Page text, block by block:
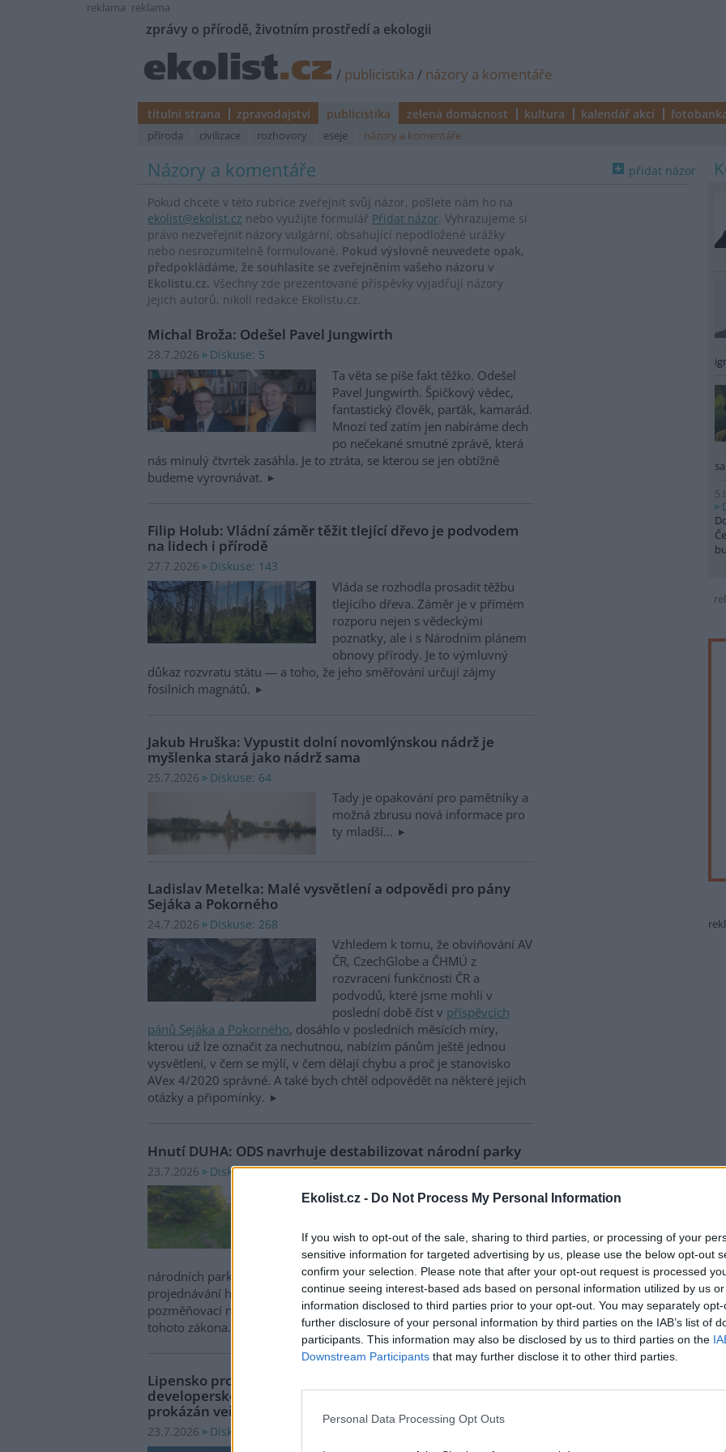
Ekolist.cz - Do Not Process My Personal Information
If you wish to opt-out of the sale, sharing to third parties, or processing of your
sensitive information for targeted advertising by us, please use the below opt-out
confirm your selection. Please note that after your opt-out request is processed
continue seeing interest-based ads based on personal information utilized by us
information disclosed to third parties prior to your opt-out. You may separately
further disclosure of your personal information by third parties on the IAB’s list of
participants. This information may also be disclosed by us to third parties on the
Downstream Participants that may further disclose it to other third parties.
Personal Data Processing Opt Outs
reklama reklama
zprávy o přírodě, životním prostředí a ekologii
/ publicistika / názory a komentáře
titulní strana zpravodajství publicistika zelená domácnost kultura kalendář akcí
příroda civilizace rozhovory eseje názory a komentáře
přidat názor
Názory a komentáře
Pokud chcete v této rubrice zveřejnit svůj názor, pošlete nám ho na
ekolist@ekolist.cz nebo využijte formulář Přidat názor. Vyhrazujeme si
právo nezveřejnit názory vulgární, obsahující nepodložené urážky
nebo nesrozumitelně formulované. Pokud výslovně neuvedete opak,
předpokládáme, že souhlasíte se zveřejněním vašeho názoru v
Ekolistu.cz. Všechny zde prezentované příspěvky vyjadřují názory
jejich autorů, nikoli redakce Ekolistu.cz.
Michal Broža: Odešel Pavel Jungwirth
28.7.2026 Diskuse: 5
Ta věta se píše fakt těžko. Odešel
Pavel Jungwirth. Špičkový vědec,
fantastický člověk, parťák, kamarád.
Mnozí teď zatím jen nabíráme dech
po nečekané smutné zprávě, která
nás minulý čtvrtek zasáhla. Je to ztráta, se kterou se jen obtížně
budeme vyrovnávat.
Filip Holub: Vládní záměr těžit tlející dřevo je podvodem
na lidech i přírodě
27.7.2026 Diskuse: 143
Vláda se rozhodla prosadit těžbu
tlejícího dřeva. Záměr je v přímém
rozporu nejen s vědeckými
poznatky, ale i s Národním plánem
obnovy přírody. Je to výmluvný
důkaz rozvratu státu — a toho, že jeho směřování určují zájmy
fosilních magnátů.
Jakub Hruška: Vypustit dolní novomlýnskou nádrž je
myšlenka stará jako nádrž sama
25.7.2026 Diskuse: 64
Tady je opakování pro pamětníky a
možná zbrusu nová informace pro
ty mladší…
Ladislav Metelka: Malé vysvětlení a odpovědi pro pány
Sejáka a Pokorného
24.7.2026 Diskuse: 268
Vzhledem k tomu, že obviňování AV
ČR, CzechGlobe a ČHMÚ z
rozvracení funkčnosti ČR a
podvodů, které jsme mohli v
poslední době číst v příspěvcích
pánů Sejáka a Pokorného, dosáhlo v posledních měsících míry,
kterou už lze označit za nechutnou, nabízím pánům ještě jednou
vysvětlení, v čem se mýlí, v čem dělají chybu a proč je stanovisko
AVex 4/2020 správné. A také bych chtěl odpovědět na některé jejich
otázky a připomínky.
Hnutí DUHA: ODS navrhuje destabilizovat národní parky
23.7.2026 Diskuse: 17
Jan Bureš a další poslanci ODS
podali v poslanecké sněmovně
přírody a krajiny, kterou se znovu
snaží otevřít pravidla fungování
národních parků. Návrh by destabilizoval národní parky a při jeho
projednávání hrozí, že budou předloženy další likvidační
pozměňovací návrhy, jako tomu bylo při předchozích novelách
tohoto zákona.
Lipensko pro život: Soud znovu zrušil povolení části
developerského projektu v Dolní Vltavici na Lipně. Nebyl
prokázán veřejný zájem
23.7.2026 Diskuse: 4